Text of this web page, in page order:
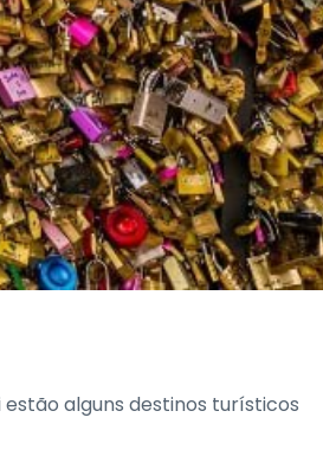
alguns destinos turísticos